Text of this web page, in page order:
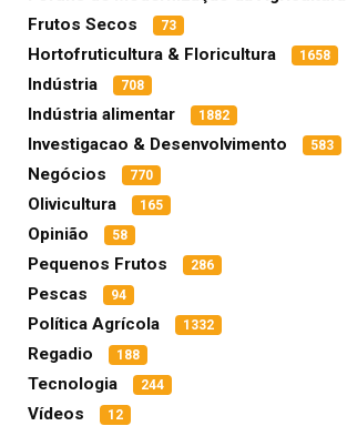
Frutos Secos 73
Hortofruticultura & Floricultura 1658
Indústria 708
Indústria alimentar 1882
Investigacao & Desenvolvimento 583
Negócios 770
Olivicultura 165
Opinião 58
Pequenos Frutos 286
Pescas 94
Política Agrícola 1332
Regadio 188
Tecnologia 244
Vídeos 12